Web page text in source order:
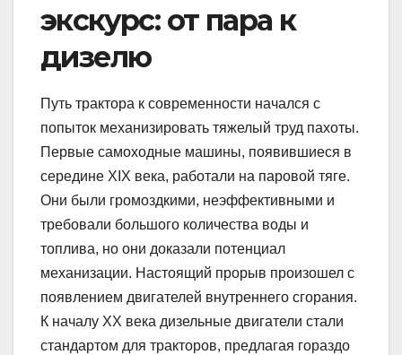
экскурс: от пара к
дизелю
Путь трактора к современности начался с
попыток механизировать тяжелый труд пахоты.
Первые самоходные машины, появившиеся в
середине XIX века, работали на паровой тяге.
Они были громоздкими, неэффективными и
требовали большого количества воды и
топлива, но они доказали потенциал
механизации. Настоящий прорыв произошел с
появлением двигателей внутреннего сгорания.
К началу XX века дизельные двигатели стали
стандартом для тракторов, предлагая гораздо